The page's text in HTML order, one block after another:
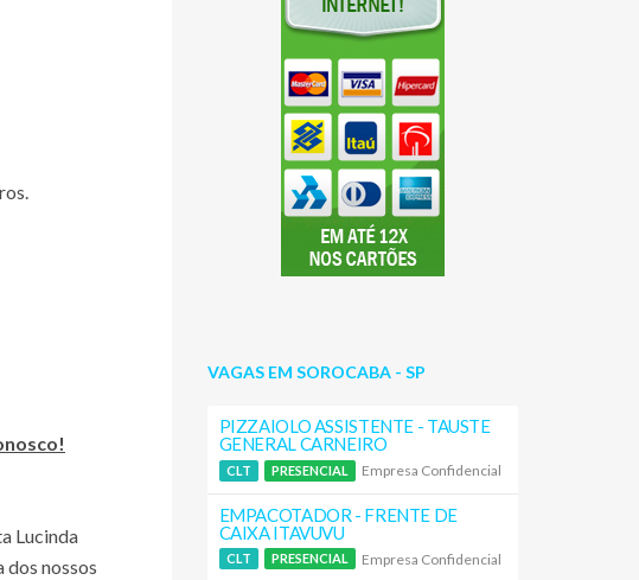
Lucinda
dos nossos
VAGAS EM SOROCABA - SP
PIZZAIOLO ASSISTENTE - TAUSTE
GENERAL CARNEIRO
CLT PRESENCIAL Empresa Confidencial
EMPACOTADOR - FRENTE DE
CAIXA ITAVUVU
CLT PRESENCIAL Empresa Confidencial